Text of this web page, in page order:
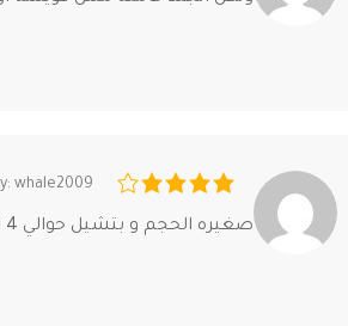
whale2009
صغيره الحجم و بتشيل حوالي 4 او ٥ كروت